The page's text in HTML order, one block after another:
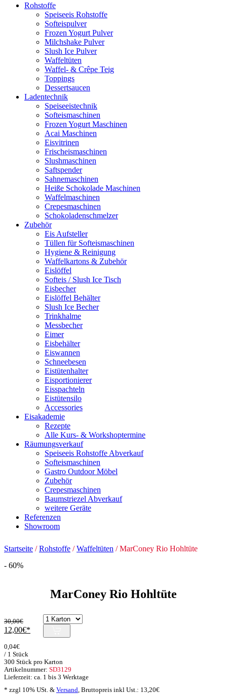
Rohstoffe
Speiseeis Rohstoffe
Softeispulver
Frozen Yogurt Pulver
Milchshake Pulver
Slush Ice Pulver
Waffeltüten
Waffel- & Crêpe Teig
Toppings
Dessertsaucen
Ladentechnik
Speiseeistechnik
Softeismaschinen
Frozen Yogurt Maschinen
Acai Maschinen
Eisvitrinen
Frischeismaschinen
Slushmaschinen
Saftspender
Sahnemaschinen
Heiße Schokolade Maschinen
Waffelmaschinen
Crepesmaschinen
Schokoladenschmelzer
Zubehör
Eis Aufsteller
Tüllen für Softeismaschinen
Hygiene & Reinigung
Waffelkartons & Zubehör
Eislöffel
Softeis / Slush Ice Tisch
Eisbecher
Eislöffel Behälter
Slush Ice Becher
Trinkhalme
Messbecher
Eimer
Eisbehälter
Eiswannen
Schneebesen
Eistütenhalter
Eisportionierer
Eisspachteln
Eistütensilo
Accessories
Eisakademie
Rezepte
Alle Kurs- & Workshoptermine
Räumungsverkauf
Speiseeis Rohstoffe Abverkauf
Softeismaschinen
Gastro Outdoor Möbel
Zubehör
Crepesmaschinen
Baumstriezel Abverkauf
weitere Geräte
Referenzen
Showroom
Startseite /Rohstoffe /Waffeltüten / MarConey Rio Hohltüte
- 60%
MarConey Rio Hohltüte
30,00€
Ursprünglicher
war:
30,00€
12,00€
Preis
300 Stück pro Karton
* zzgl 10% USt. & Versand Bruttopreis inkl Ust.: 13,20€
Artikelnummer: SD3129
0,04€
/ 1 Stück
Lieferzeit: ca. 1 bis 3 Werktage